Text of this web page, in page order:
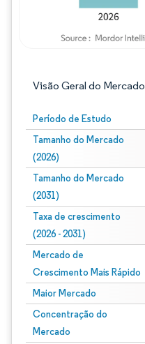
Visão Geral do Mercado
Período de Estudo
Tamanho do Mercado
(2026)
Tamanho do Mercado
(2031)
Taxa de crescimento
(2026 - 2031)
Mercado de
Crescimento Mais Rápido
Maior Mercado
Concentração do
Mercado